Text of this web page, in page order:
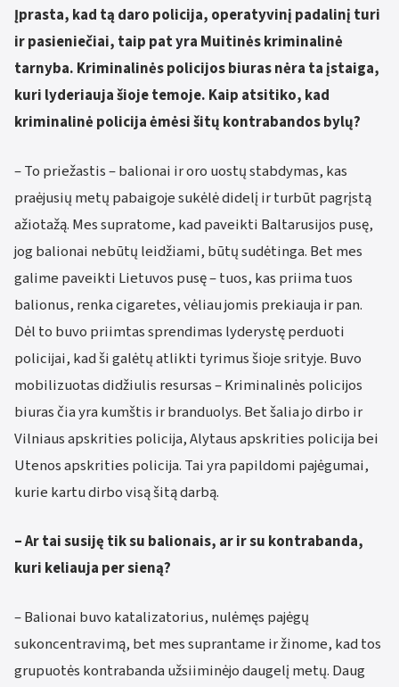
Įprasta, kad tą daro policija, operatyvinį padalinį turi
ir pasieniečiai, taip pat yra Muitinės kriminalinė
tarnyba. Kriminalinės policijos biuras nėra ta įstaiga,
kuri lyderiauja šioje temoje. Kaip atsitiko, kad
kriminalinė policija ėmėsi šitų kontrabandos bylų?
– To priežastis – balionai ir oro uostų stabdymas, kas
praėjusių metų pabaigoje sukėlė didelį ir turbūt pagrįstą
ažiotažą. Mes supratome, kad paveikti Baltarusijos pusę,
jog balionai nebūtų leidžiami, būtų sudėtinga. Bet mes
galime paveikti Lietuvos pusę – tuos, kas priima tuos
balionus, renka cigaretes, vėliau jomis prekiauja ir pan.
Dėl to buvo priimtas sprendimas lyderystę perduoti
policijai, kad ši galėtų atlikti tyrimus šioje srityje. Buvo
mobilizuotas didžiulis resursas – Kriminalinės policijos
biuras čia yra kumštis ir branduolys. Bet šalia jo dirbo ir
Vilniaus apskrities policija, Alytaus apskrities policija bei
Utenos apskrities policija. Tai yra papildomi pajėgumai,
kurie kartu dirbo visą šitą darbą.
– Ar tai susiję tik su balionais, ar ir su kontrabanda,
kuri keliauja per sieną?
– Balionai buvo katalizatorius, nulėmęs pajėgų
sukoncentravimą, bet mes suprantame ir žinome, kad tos
grupuotės kontrabanda užsiiminėjo daugelį metų. Daug